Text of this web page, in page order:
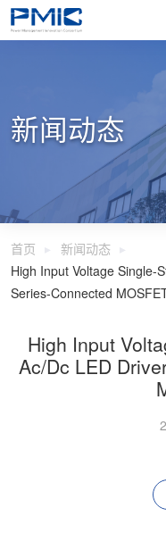
新闻动态
首页
新闻动态
High Input Voltage Single-
Series-Connected
High Input
Ac/Dc LED